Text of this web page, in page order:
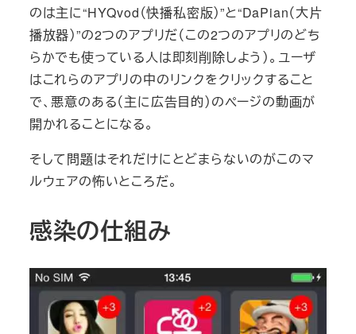
のは主に“HYQvod（快播私密版）”と“DaPian（大片
播放器）”の2つのアプリだ（この2つのアプリのどち
らかでも使っている人は即刻削除しよう）。ユーザ
はこれらのアプリの中のリンクをクリックすること
で、悪意のある（主に広告目的）のページの動画が
開かれることになる。
そして問題はそれだけにとどまらないのがこのマ
ルウェアの怖いところだ。
感染の仕組み